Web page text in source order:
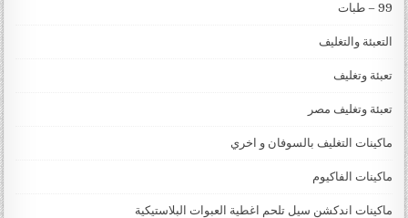
99 – طبات
التعبئة والتغليف
تعبئة وتغليف
تعبئة وتغليف مصر
ماكينات التغليف بالسوفان و اخري
ماكينات الفاكيوم
ماكينات اندكشن سيل تلحم اغطية العبوات البلاستيكية